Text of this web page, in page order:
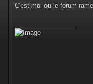
C'est moi ou le forum